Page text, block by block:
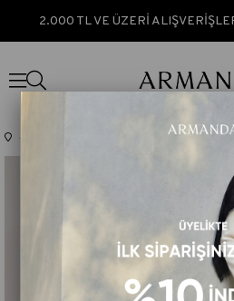
2.000 TL VE ÜZERİ
Anasayfa İPEKLİ ÇİFT KAT